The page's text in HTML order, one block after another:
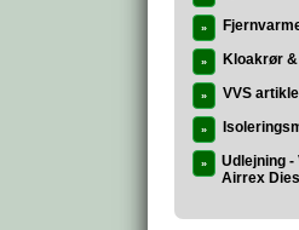
»
» Kloakrør
» VVS
»
»
Udlejning -
Airrex